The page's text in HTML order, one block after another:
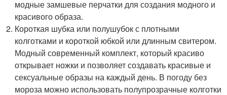
модные замшевые перчатки для создания модного и
красивого образа.
Короткая шубка или полушубок с плотными
колготками и короткой юбкой или длинным свитером.
Модный современный комплект, который красиво
открывает ножки и позволяет создавать красивые и
сексуальные образы на каждый день. В погоду без
мороза можно использовать полупрозрачные колготки